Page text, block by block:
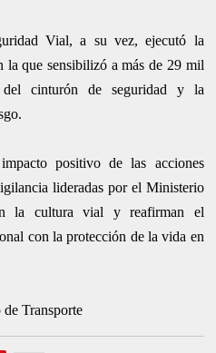
Vial, a su vez, ejecutó la
la que sensibilizó a más de 29 mil
cinturón de seguridad y la
positivo de las acciones
lideradas por el Ministerio
la cultura vial y reafirman el
con la protección de la vida en
Transporte